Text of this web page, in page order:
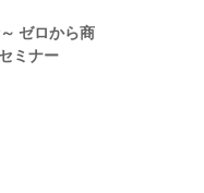
ゼロから商
ミナー